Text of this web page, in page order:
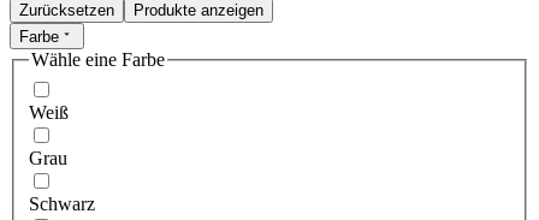
Zurücksetzen
Produkte anzeigen
Farbe
Wähle eine Farbe
Weiß
Grau
Schwarz